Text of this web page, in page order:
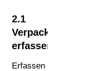
2.1
erfassen
Erfassen